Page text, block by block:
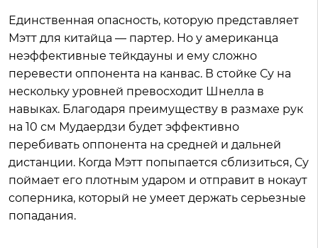
Единственная опасность, которую представляет
Мэтт для китайца — партер. Но у американца
неэффективные тейкдауны и ему сложно
перевести оппонента на канвас. В стойке Су на
нескольку уровней превосходит Шнелла в
навыках. Благодаря преимуществу в размахе рук
на 10 см Мудаердзи будет эффективно
перебивать оппонента на средней и дальней
дистанции. Когда Мэтт попыпается сблизиться, Су
поймает его плотным ударом и отправит в нокаут
соперника, который не умеет держать серьезные
попадания.